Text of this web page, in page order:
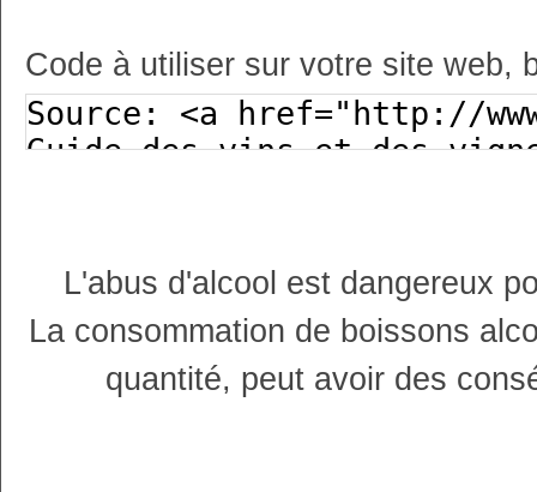
Code à utiliser sur votre site web,
L'abus d'alcool est dangereux
La consommation de boissons
quantité, peut avoir des